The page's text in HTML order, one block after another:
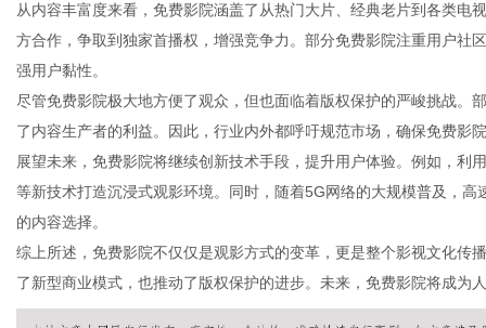
从内容丰富度来看，免费影院涵盖了从热门大片、经典老片到各类电
方合作，争取到独家首播权，增强竞争力。部分免费影院注重用户社
强用户黏性。
尽管免费影院极大地方便了观众，但也面临着版权保护的严峻挑战。
了内容生产者的利益。因此，行业内外都呼吁规范市场，确保免费影
展望未来，免费影院将继续创新技术手段，提升用户体验。例如，利
等新技术打造沉浸式观影环境。同时，随着5G网络的大规模普及，
的内容选择。
综上所述，免费影院不仅仅是观影方式的变革，更是整个影视文化传
了新型商业模式，也推动了版权保护的进步。未来，免费影院将成为